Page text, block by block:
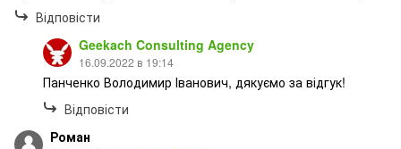
Відповісти
Geekach Consulting Agency
16.09.2022 в 19:14
Панченко Володимир Іванович, дякуємо за відгук!
Відповісти
Роман